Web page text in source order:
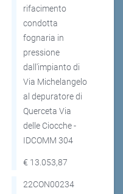
rifacimento
condotta
fognaria in
pressione
dall'impianto di
Via Michelangelo
al depuratore di
Querceta Via
delle Ciocche -
IDCOMM 304
€ 13.053,87
22CON00234